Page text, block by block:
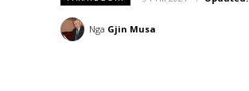
Nga Gjin Musa